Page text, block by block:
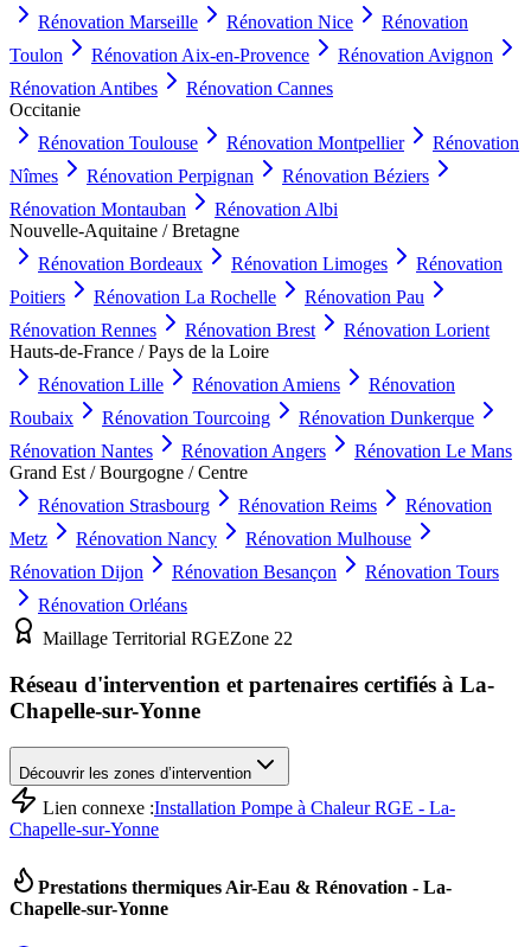
Rénovation Marseille Rénovation Nice
Rénovation
Toulon
Rénovation Aix-en-Provence Rénovation Avignon
Rénovation Antibes Rénovation Cannes
Occitanie
Rénovation Toulouse Rénovation Montpellier
Rénovation
Nîmes
Rénovation Perpignan Rénovation Béziers
Rénovation Montauban Rénovation Albi
Nouvelle-Aquitaine / Bretagne
Rénovation Bordeaux Rénovation Limoges
Rénovation
Poitiers
Rénovation La Rochelle Rénovation Pau
Rénovation Rennes Rénovation Brest Rénovation Lorient
Hauts-de-France / Pays de la Loire
Rénovation Lille Rénovation Amiens
Rénovation
Roubaix
Rénovation Tourcoing Rénovation Dunkerque
Rénovation Nantes Rénovation Angers Rénovation Le Mans
Grand Est / Bourgogne / Centre
Rénovation Strasbourg Rénovation Reims
Rénovation
Metz
Rénovation Nancy Rénovation Mulhouse
Rénovation Dijon Rénovation Besançon Rénovation Tours
Rénovation Orléans
Maillage Territorial RGEZone 22
Réseau d'intervention et partenaires certifiés à La-
Chapelle-sur-Yonne
Découvrir les zones d’intervention
Lien connexe :Installation Pompe à Chaleur RGE - La-
Chapelle-sur-Yonne
Prestations thermiques Air-Eau & Rénovation - La-
Chapelle-sur-Yonne